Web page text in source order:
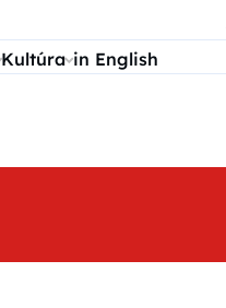
Kultúra in English